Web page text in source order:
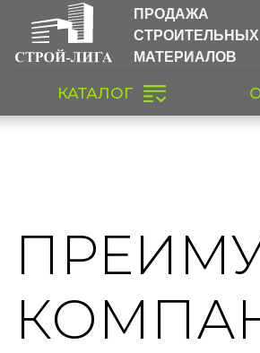
ПРОДАЖА
СТРОИТЕЛЬНЫХ
МАТЕРИАЛОВ
КАТАЛОГ